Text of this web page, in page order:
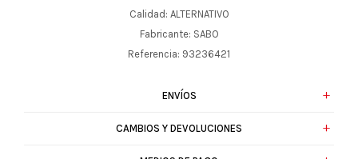
Calidad: ALTERNATIVO
Fabricante: SABO
Referencia: 93236421
ENVÍOS
CAMBIOS Y DEVOLUCIONES